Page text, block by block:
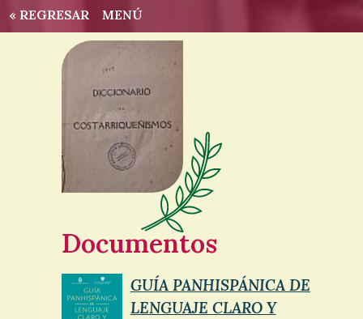
« REGRESAR MENÚ
Documentos
GUÍA PANHISPÁNICA DE
LENGUAJE CLARO Y